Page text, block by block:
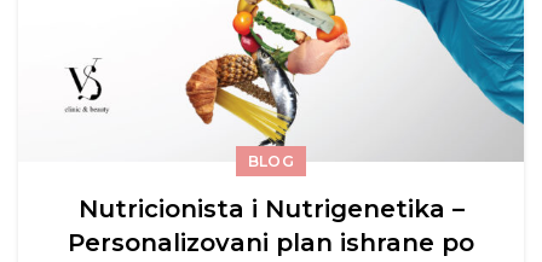
BLOG
Nutricionista i Nutrigenetika –
Personalizovani plan ishrane po